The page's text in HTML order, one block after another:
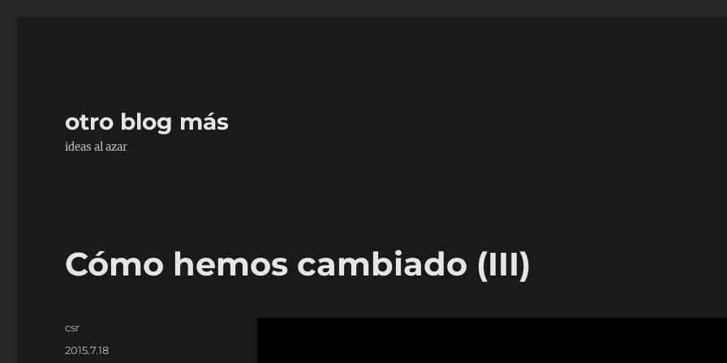
otro blog más
ideas al azar
Cómo hemos cambiado (III)
Autor
csr
Publicado
2015.7.18